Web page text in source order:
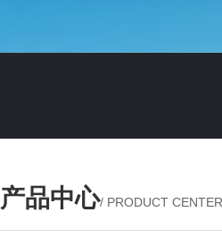
产品中心/ PRODUCT CENTER